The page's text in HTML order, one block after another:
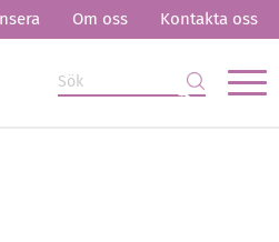
Om oss Kontakta oss